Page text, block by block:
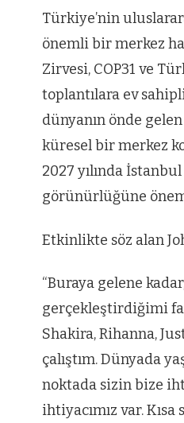
Türkiye’nin
önemli bir merkez
Zirvesi, COP31 ve
toplantılara ev
dünyanın önde
küresel bir merkez
2027 yılında
görünürlüğüne
Etkinlikte söz alan
“Buraya gelene
gerçekleştirdiğimi
Shakira, Rihanna,
çalıştım. Dünyada
noktada sizin bize
ihtiyacımız var.